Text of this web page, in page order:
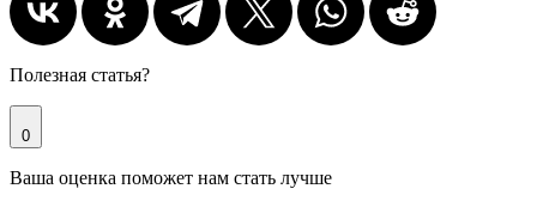
Полезная статья?
0
Ваша оценка поможет нам стать лучше